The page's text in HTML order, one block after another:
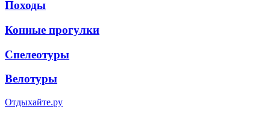
Походы
Конные прогулки
Спелеотуры
Велотуры
Отдыхайте.ру